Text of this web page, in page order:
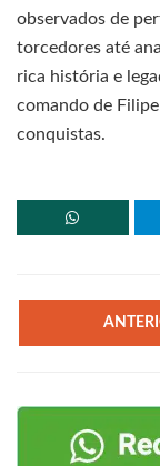
observados de
torcedores até
rica história e
comando de
conquistas.